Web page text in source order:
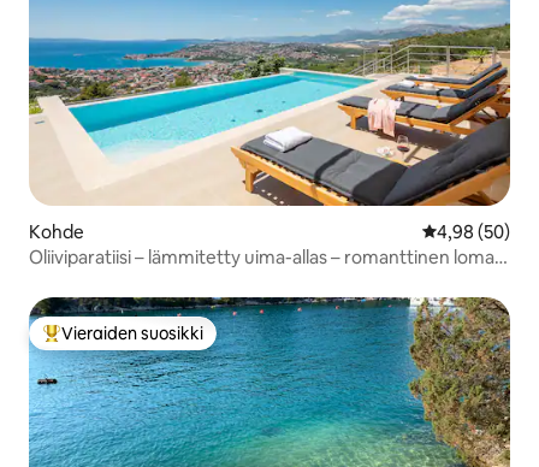
Kohde
4,98 (50)
Oliiviparatiisi – lämmitetty uima-allas – romanttinen loma
Vieraiden suosikkien parhaimmistoa
Vieraiden suosikki